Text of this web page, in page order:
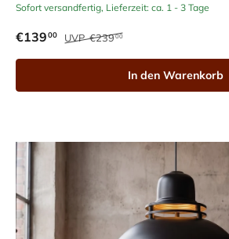
Sofort versandfertig, Lieferzeit: ca. 1 - 3 Tage
€13900 UVP€23900
In den Warenkorb